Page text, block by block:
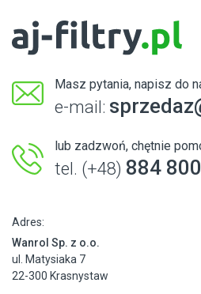
Masz pytania, napisz do
e-mail:
lub zadzwoń, chętnie
tel. (+48) 884
Adres:
Wanrol Sp. z o.o.
ul. Matysiaka 7
22-300 Krasnystaw